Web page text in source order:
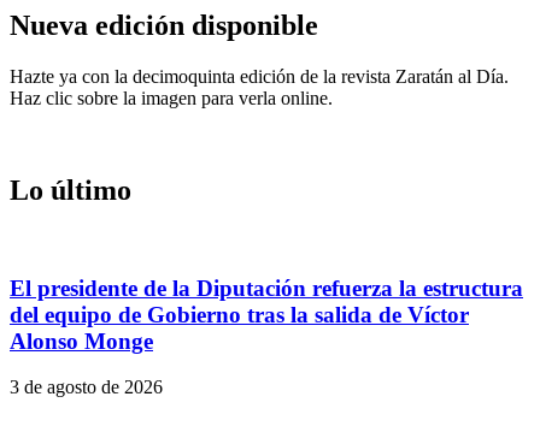
Nueva edición disponible
Hazte ya con la decimoquinta edición de la revista Zaratán al Día.
Haz clic sobre la imagen para verla online.
Lo último
El presidente de la Diputación refuerza la estructura
del equipo de Gobierno tras la salida de Víctor
Alonso Monge
3 de agosto de 2026